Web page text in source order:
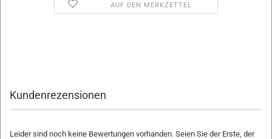
AUF DEN MERKZETTEL
Kundenrezensionen
Leider sind noch keine Bewertungen vorhanden. Seien Sie der Erste, der